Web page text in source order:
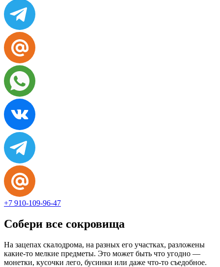
+7 910-109-96-47
Собери все сокровища
На зацепах скалодрома, на разных его участках, разложены
какие-то мелкие предметы. Это может быть что угодно —
монетки, кусочки лего, бусинки или даже что-то съедобное.